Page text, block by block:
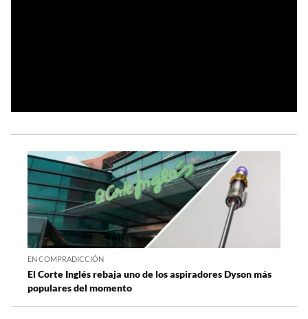
EN COMPRADICCIÓN
El Corte Inglés rebaja uno de los aspiradores Dyson más
populares del momento